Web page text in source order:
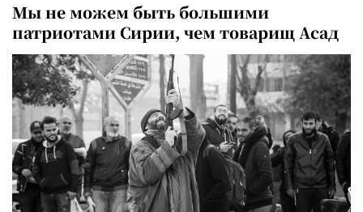
Мы не можем быть большими
патриотами Сирии, чем товарищ Асад